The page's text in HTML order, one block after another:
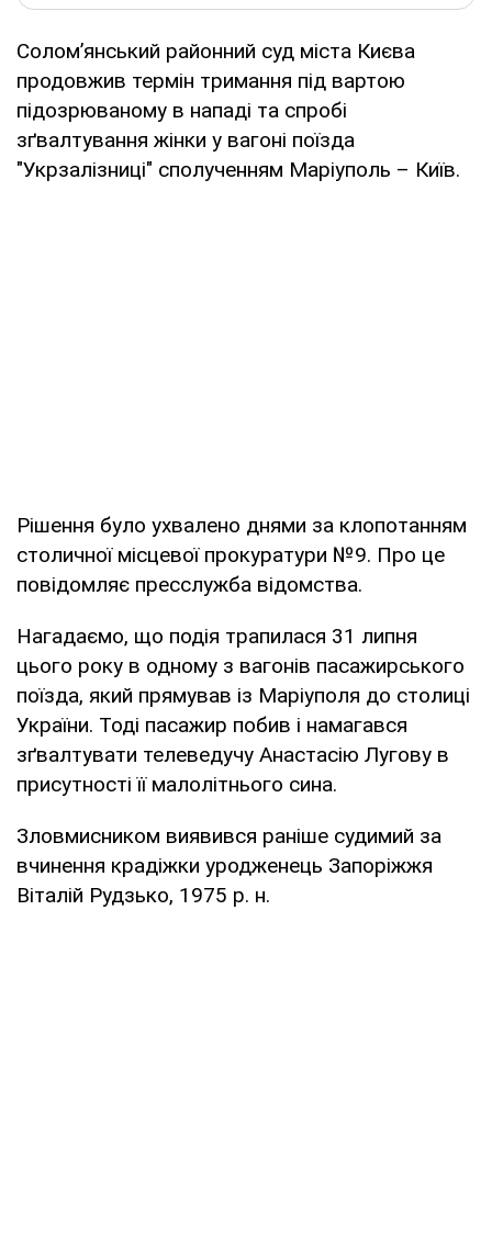
Солом’янський районний суд міста Києва
продовжив термін тримання під вартою
підозрюваному в нападі та спробі
зґвалтування жінки у вагоні поїзда
"Укрзалізниці" сполученням Маріуполь – Київ.
Рішення було ухвалено днями за клопотанням
столичної місцевої прокуратури №9. Про це
повідомляє пресслужба відомства.
Нагадаємо, що подія трапилася 31 липня
цього року в одному з вагонів пасажирського
поїзда, який прямував із Маріуполя до столиці
України. Тоді пасажир побив і намагався
зґвалтувати телеведучу Анастасію Лугову в
присутності її малолітнього сина.
Зловмисником виявився раніше судимий за
вчинення крадіжки уродженець Запоріжжя
Віталій Рудзько, 1975 р. н.